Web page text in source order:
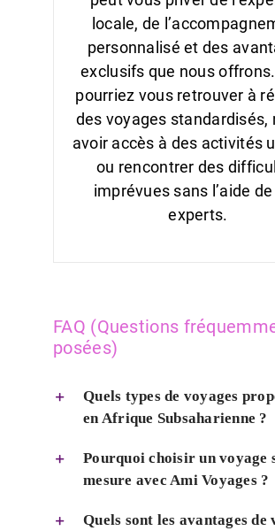
locale, de
personnalisé et des
exclusifs que nous
pourriez vous retrouver à
des voyages standardisés,
avoir accès à des activités
ou rencontrer des
imprévues sans l’aide
experts.
FAQ (Questions
posées)
Quels types de voyages
en Afrique Subsaharienne ?
Pourquoi choisir un voyage
mesure avec Ami Voyages ?
Quels sont les avantages de